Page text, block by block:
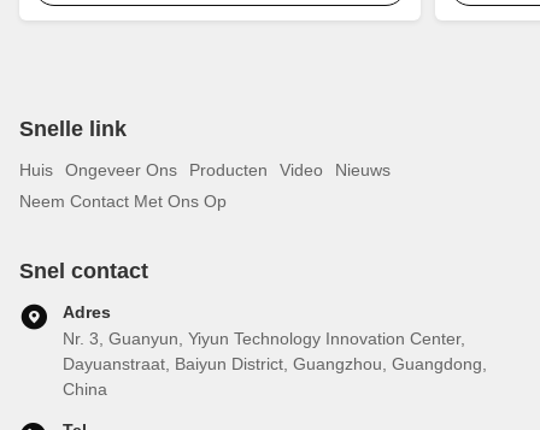
Snelle link
Huis Ongeveer Ons Producten Video
Nieuws
Neem Contact Met Ons Op
Snel contact
Adres
Nr. 3, Guanyun, Yiyun Technology Innovation Center,
Dayuanstraat, Baiyun District, Guangzhou, Guangdong,
China